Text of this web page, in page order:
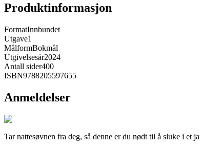
Produktinformasjon
FormatInnbundet
Utgave1
MålformBokmål
Utgivelsesår2024
Antall sider400
ISBN9788205597655
Anmeldelser
Tar nattesøvnen fra deg, så denne er du nødt til å sluke i et